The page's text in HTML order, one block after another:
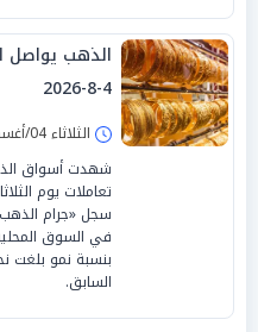
الذهب يواصل
4-8-2026
الثلاثاء 04/أغسطس/2026 - 02:57 م
شهدت أسواق
السابق.